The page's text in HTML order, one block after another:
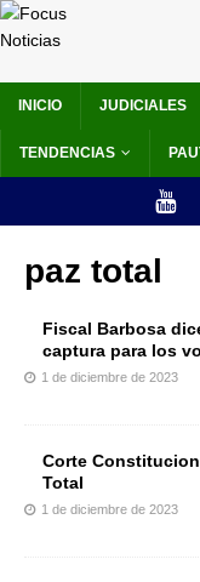
INICIO JUDICIALES
TENDENCIAS
paz total
Fiscal Barbosa
captura para los
1 de diciembre de 2023
Corte
Total
1 de diciembre de 2023